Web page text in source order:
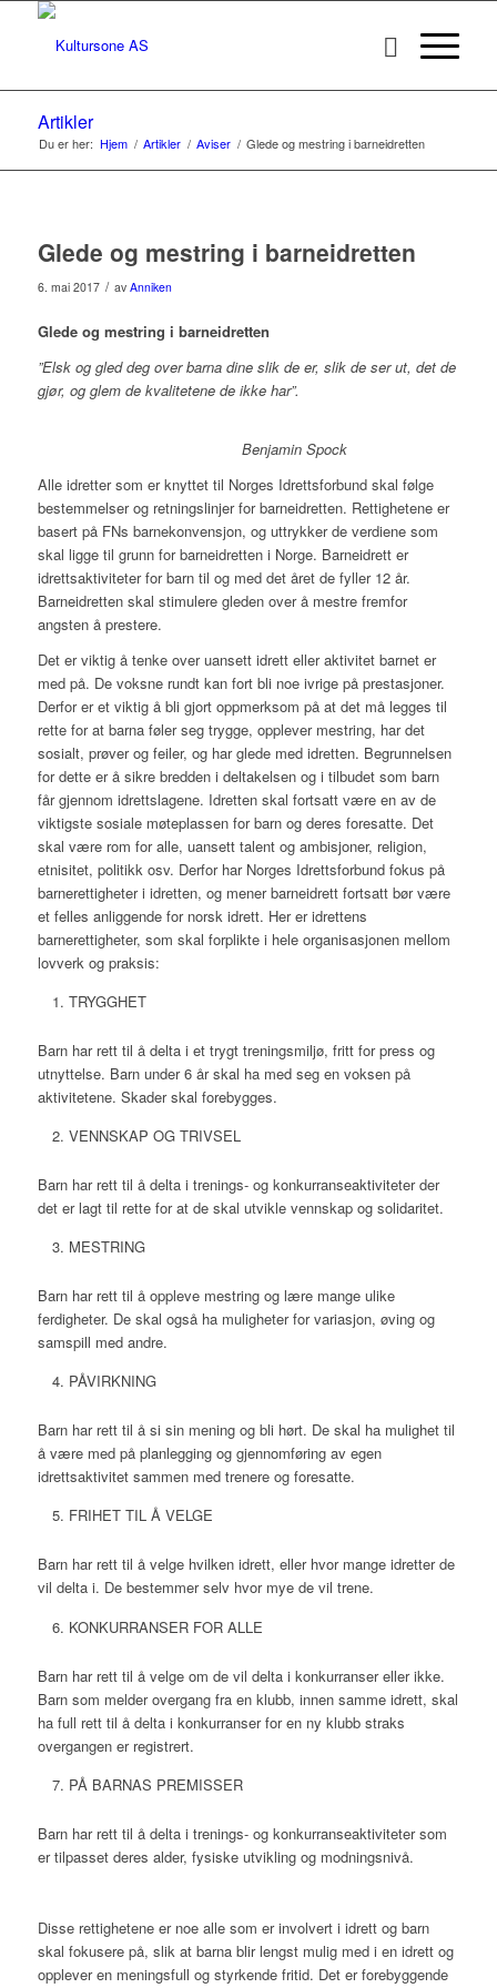
Artikler
Du er her: Hjem / Artikler / Aviser / Glede og mestring i barneidretten
Glede og mestring i barneidretten
6. mai 2017 / av Anniken
Glede og mestring i barneidretten
”Elsk og gled deg over barna dine slik de er, slik de ser ut, det de
gjør, og glem de kvalitetene de ikke har”.
Benjamin Spock
Alle idretter som er knyttet til Norges Idrettsforbund skal følge
bestemmelser og retningslinjer for barneidretten. Rettighetene er
basert på FNs barnekonvensjon, og uttrykker de verdiene som
skal ligge til grunn for barneidretten i Norge. Barneidrett er
idrettsaktiviteter for barn til og med det året de fyller 12 år.
Barneidretten skal stimulere gleden over å mestre fremfor
angsten å prestere.
Det er viktig å tenke over uansett idrett eller aktivitet barnet er
med på. De voksne rundt kan fort bli noe ivrige på prestasjoner.
Derfor er et viktig å bli gjort oppmerksom på at det må legges til
rette for at barna føler seg trygge, opplever mestring, har det
sosialt, prøver og feiler, og har glede med idretten. Begrunnelsen
for dette er å sikre bredden i deltakelsen og i tilbudet som barn
får gjennom idrettslagene. Idretten skal fortsatt være en av de
viktigste sosiale møteplassen for barn og deres foresatte. Det
skal være rom for alle, uansett talent og ambisjoner, religion,
etnisitet, politikk osv. Derfor har Norges Idrettsforbund fokus på
barnerettigheter i idretten, og mener barneidrett fortsatt bør være
et felles anliggende for norsk idrett. Her er idrettens
barnerettigheter, som skal forplikte i hele organisasjonen mellom
lovverk og praksis:
TRYGGHET
Barn har rett til å delta i et trygt treningsmiljø, fritt for press og
utnyttelse. Barn under 6 år skal ha med seg en voksen på
aktivitetene. Skader skal forebygges.
VENNSKAP OG TRIVSEL
Barn har rett til å delta i trenings- og konkurranseaktiviteter der
det er lagt til rette for at de skal utvikle vennskap og solidaritet.
MESTRING
Barn har rett til å oppleve mestring og lære mange ulike
ferdigheter. De skal også ha muligheter for variasjon, øving og
samspill med andre.
PÅVIRKNING
Barn har rett til å si sin mening og bli hørt. De skal ha mulighet til
å være med på planlegging og gjennomføring av egen
idrettsaktivitet sammen med trenere og foresatte.
FRIHET TIL Å VELGE
Barn har rett til å velge hvilken idrett, eller hvor mange idretter de
vil delta i. De bestemmer selv hvor mye de vil trene.
KONKURRANSER FOR ALLE
Barn har rett til å velge om de vil delta i konkurranser eller ikke.
Barn som melder overgang fra en klubb, innen samme idrett, skal
ha full rett til å delta i konkurranser for en ny klubb straks
overgangen er registrert.
PÅ BARNAS PREMISSER
Barn har rett til å delta i trenings- og konkurranseaktiviteter som
er tilpasset deres alder, fysiske utvikling og modningsnivå.
Disse rettighetene er noe alle som er involvert i idrett og barn
skal fokusere på, slik at barna blir lengst mulig med i en idrett og
opplever en meningsfull og styrkende fritid. Det er forebyggende